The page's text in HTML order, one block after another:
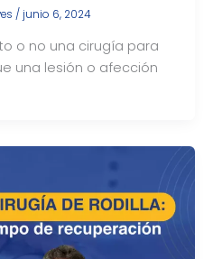
/ junio 6, 2024
o no una cirugía para
una lesión o afección